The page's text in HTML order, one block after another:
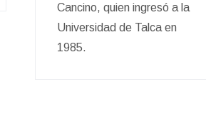
Cancino, quien ingresó a la
Universidad de Talca en
1985.